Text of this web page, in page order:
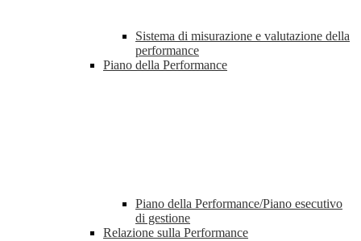
Sistema di misurazione e valutazione della
performance
Piano della Performance
Piano della Performance/Piano esecutivo
di gestione
Relazione sulla Performance